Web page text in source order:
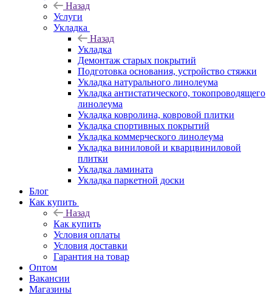
Назад
Услуги
Укладка
Назад
Укладка
Демонтаж старых покрытий
Подготовка основания, устройство стяжки
Укладка натурального линолеума
Укладка антистатического, токопроводящего
линолеума
Укладка ковролина, ковровой плитки
Укладка спортивных покрытий
Укладка коммерческого линолеума
Укладка виниловой и кварцвиниловой
плитки
Укладка ламината
Укладка паркетной доски
Блог
Как купить
Назад
Как купить
Условия оплаты
Условия доставки
Гарантия на товар
Оптом
Вакансии
Магазины